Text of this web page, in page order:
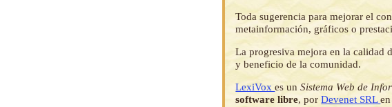
Toda sugerencia para mejorar el
metainformación, gráficos o
La progresiva mejora en la calidad
y beneficio de la comunidad.
LexiVoxes unSistema Web de
software libre, porDevenet SRL